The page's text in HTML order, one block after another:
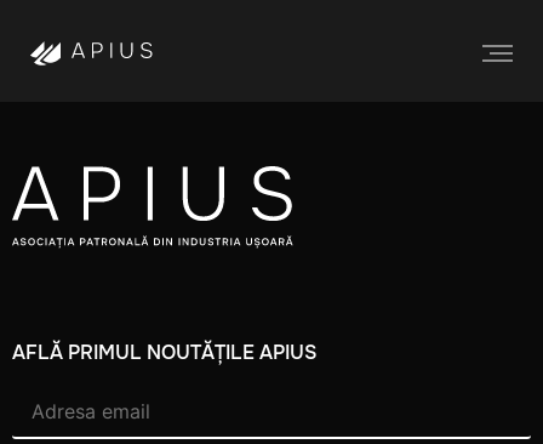
SRL
AFLĂ PRIMUL NOUTĂȚILE APIUS